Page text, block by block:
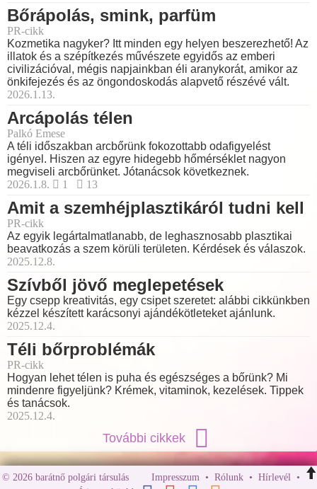
Bőrápolás, smink, parfüm
PR-cikk
Kozmetika nagyker? Itt minden egy helyen beszerezhető! Az
illatok és a szépítkezés művészete egyidős az emberi
civilizációval, mégis napjainkban éli aranykorát, amikor az
önkifejezés és az öngondoskodás alapvető részévé vált.
2026.1.13.
Arcápolás télen
Palkó Emese
A téli időszakban arcbőrünk fokozottabb odafigyelést
igényel. Hiszen az egyre hidegebb hőmérséklet nagyon
megviseli arcbőrünket. Jótanácsok következnek.
2026.1.8.
1 13
Amit a szemhéjplasztikáról tudni kell
PR-cikk
Az egyik legártalmatlanabb, de leghasznosabb plasztikai
beavatkozás a szem körüli területen. Kérdések és válaszok.
2025.12.8.
Szívből jövő meglepetések
Egy csepp kreativitás, egy csipet szeretet: alábbi cikkünkben
kézzel készített karácsonyi ajándékötleteket ajánlunk.
2025.12.4.
Téli bőrproblémák
PR-cikk
Hogyan lehet télen is puha és egészséges a bőrünk? Mi
mindenre figyeljünk? Krémek, vitaminok, kezelések. Tippek
és tanácsok.
2025.12.4.
További cikkek
© 2026 barátnő polgári társulás Impresszum• Rólunk• Hírlevél•